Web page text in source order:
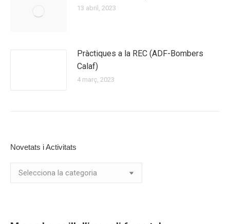
13 abril, 2023
Pràctiques a la REC (ADF-Bombers
Calaf)
4 març, 2023
Novetats i Activitats